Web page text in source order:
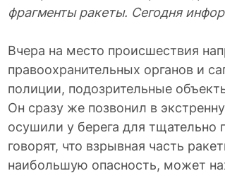
фрагменты ракеты. Сегодня
Вчера на место происшествия
правоохранительных органов и
полиции, подозрительные
Он сразу же позвонил в
осушили у берега для тщательно
говорят, что взрывная часть
наибольшую опасность, может